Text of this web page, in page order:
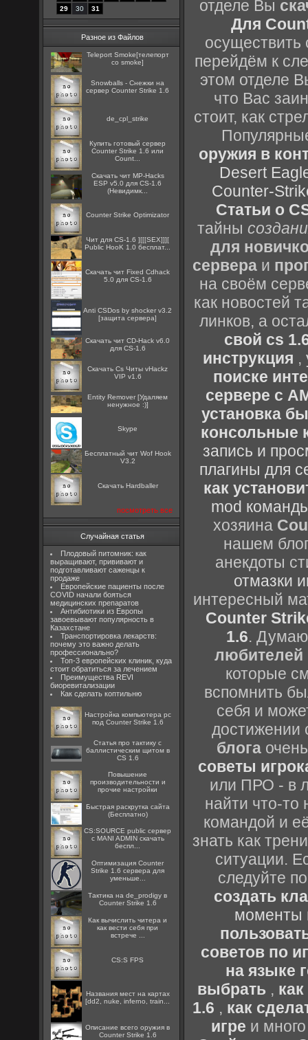
29
30 31
Разное из Файлов
Teleport Smoke[телепорт
со smoke]
Snowballs - Снежки на
сервер Counter Strike 1.6
de_cpl_strike
Купить готовый сервер
Counter Strike 1.6 или
Count...
Скачать чит MP-Hacks
ESP v5.0 для CS-1.6
(Невидимк...
Counter Strike Optimizator
Чит для CS-1.6 ][[[SEX]]][
Public HooK 1.0 бесплат...
Скачать чит Fixed Cdhack
5.0 для CS-1.6
Anti CSDos by shocker v3.2
[защита сервера]
Скачать чит CD-Hack v6.0
для CS-1.6
Скачать Cs Читы vHackz
VIP v1.6
Entity Remover [Удаляем
ненужное :)]
Skype
Бесплатный чит Wof Hook
V3.2
Скачать Hardballer
посмотреть все
Случайная статья
Плодовый питомник: как
выращивают, прививают и
подготавливают саженцы к
продаже
Европейские пациенты после
COVID начали бояться
медицинских препаратов
Антибиотики из Европы
завоевывают популярность в
Казахстане
Транспортировка лекарств:
почему это важно делать
профессионально?
Топ-3 европейских клиник, куда
стоит обратиться за лечением
Преимущества REVI
биоревитализации
Как сделать коптильню
Настройка компьютера pc
под Counter Strike 1.6
Статья про тактику с
баллистическим щитом в
CS 1.6
Повышение
производительности и
прочие настройки
Быстрая раскрутка сайта
(Бесплатно)
CS:SOURCE public сервер
с MANI ADMIN скачать
беспл...
Оптимизация Counter
Strike 1.6 сервера для
уменьше...
Тактика на de_prodigy в
Counter Strike 1.6
Как вычислить читера и
как вести себя при
встрече ...
CS:S FPS
Названия мест на картах
[dd2, nuke, inferno, train...
Описание всего оружия в
Counter Strike 1.6
отделе Вы
Для
осуществить
перейдём к
этом отделе
что Вас
стоит, как
оружия в
Desert
Counter-
Статьи о
тайны
для
сервера и
на своём
как новостей
линков, а
свой cs
инструкция ,
поиске
сервере с
установка
консольные
запись и
плагины для
как
mod
хозяина
нашем
анекдоты
отмазки
интересный
Counter
1.6. Думаю
любителей
которые
вспомнить
себя и
достижении
блога
советы
или ПРО - в
найти что-то
командой и
знать как
ситуации.
следуйте
создать
моменты
советов по
на языке
выбрать ,
1.6 , как
игре и